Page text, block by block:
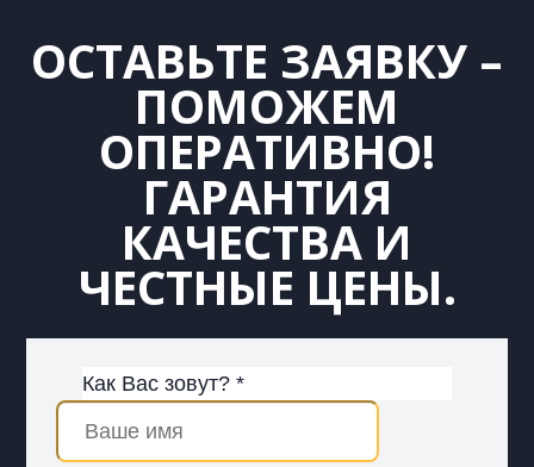
ОСТАВЬТЕ ЗАЯВКУ –
ПОМОЖЕМ
ОПЕРАТИВНО!
ГАРАНТИЯ
КАЧЕСТВА И
ЧЕСТНЫЕ ЦЕНЫ.
Как Вас зовут? *